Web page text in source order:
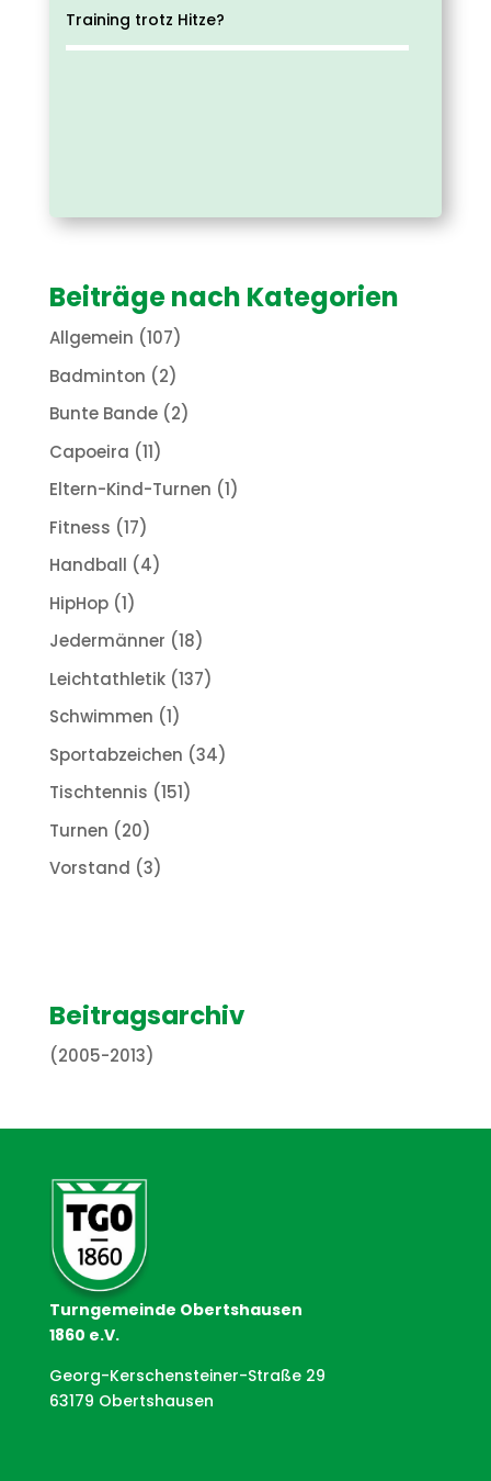
Training trotz Hitze?
Beiträge nach Kategorien
Allgemein (107)
Badminton (2)
Bunte Bande(2)
Capoeira (11)
Eltern-Kind-Turnen (1)
Fitness (17)
Handball (4)
HipHop(1)
Jedermänner (18)
Leichtathletik(137)
Schwimmen (1)
Sportabzeichen (34)
Tischtennis (151)
Turnen (20)
Vorstand (3)
Beitragsarchiv
(2005-2013)
Turngemeinde Obertshausen
1860 e.V.
Georg-Kerschensteiner-Straße 29
63179 Obertshausen